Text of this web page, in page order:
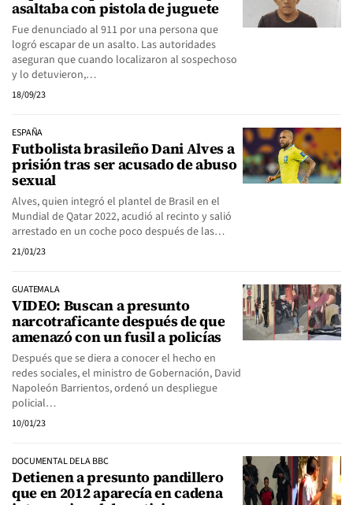
asaltaba con pistola de juguete
Fue denunciado al 911 por una persona que
logró escapar de un asalto. Las autoridades
aseguran que cuando localizaron al sospechoso
y lo detuvieron,…
18/09/23
ESPAÑA
Futbolista brasileño Dani Alves a
prisión tras ser acusado de abuso
sexual
Alves, quien integró el plantel de Brasil en el
Mundial de Qatar 2022, acudió al recinto y salió
arrestado en un coche poco después de las…
21/01/23
GUATEMALA
VIDEO: Buscan a presunto
narcotraficante después de que
amenazó con un fusil a policías
Después que se diera a conocer el hecho en
redes sociales, el ministro de Gobernación, David
Napoleón Barrientos, ordenó un despliegue
policial…
10/01/23
DOCUMENTAL DE LA BBC
Detienen a presunto pandillero
que en 2012 aparecía en cadena